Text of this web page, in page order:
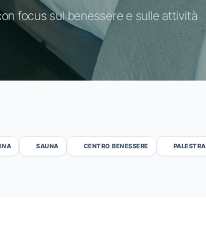
focus sul benessere e sulle attività
SAUNA CENTRO BENESSERE PALESTRA